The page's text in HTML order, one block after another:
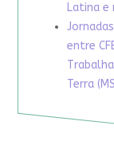
Latina e
entre
Terra